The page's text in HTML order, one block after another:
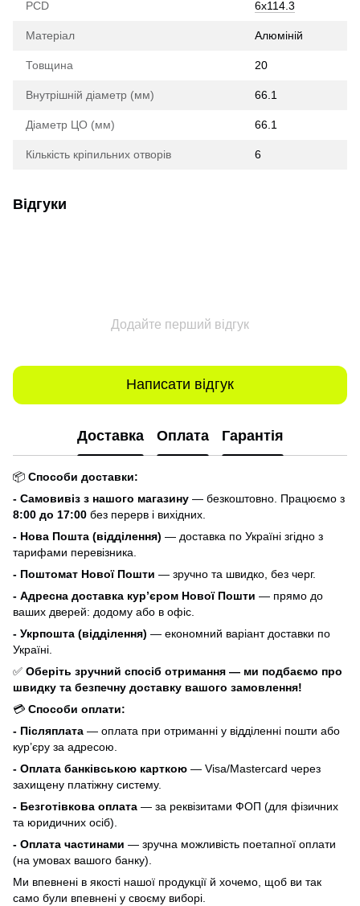
PCD 6х114.3
Матеріал Алюміній
Товщина 20
Внутрішній діаметр (мм) 66.1
Діаметр ЦО (мм) 66.1
Кількість кріпильних отворів 6
Відгуки
Додайте перший відгук
Написати відгук
Доставка Оплата Гарантія
📦 Способи доставки:
- Самовивіз з нашого магазину — безкоштовно. Працюємо з
8:00 до 17:00 без перерв і вихідних.
- Нова Пошта (відділення) — доставка по Україні згідно з
тарифами перевізника.
- Поштомат Нової Пошти — зручно та швидко, без черг.
- Адресна доставка кур’єром Нової Пошти — прямо до
ваших дверей: додому або в офіс.
- Укрпошта (відділення) — економний варіант доставки по
Україні.
✅ Оберіть зручний спосіб отримання — ми подбаємо про
швидку та безпечну доставку вашого замовлення!
💳 Способи оплати:
- Післяплата — оплата при отриманні у відділенні пошти або
кур’єру за адресою.
- Оплата банківською карткою — Visa/Mastercard через
захищену платіжну систему.
- Безготівкова оплата — за реквізитами ФОП (для фізичних
та юридичних осіб).
- Оплата частинами — зручна можливість поетапної оплати
(на умовах вашого банку).
Ми впевнені в якості нашої продукції й хочемо, щоб ви так
само були впевнені у своєму виборі.